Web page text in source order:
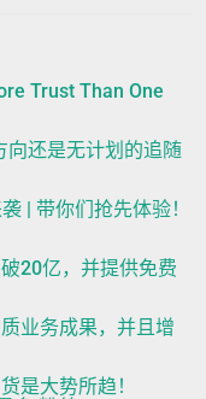
Trust Than One
向还是无计划的追随
| 带你们抢先体验！
20亿，并提供免费
业务成果，并且增
是大势所趋！